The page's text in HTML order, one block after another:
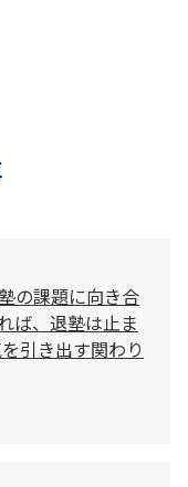
の課題に向き合
ば、退塾は止ま
引き出す関わり